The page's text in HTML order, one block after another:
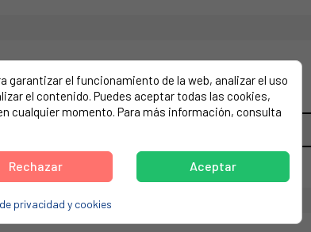
estar formado por números y letras.
garantizar el funcionamiento de la web, analizar el uso
el contenido. Puedes aceptar todas las cookies,
cualquier momento. Para más información, consulta
Rechazar Aceptar
privacidad y cookies